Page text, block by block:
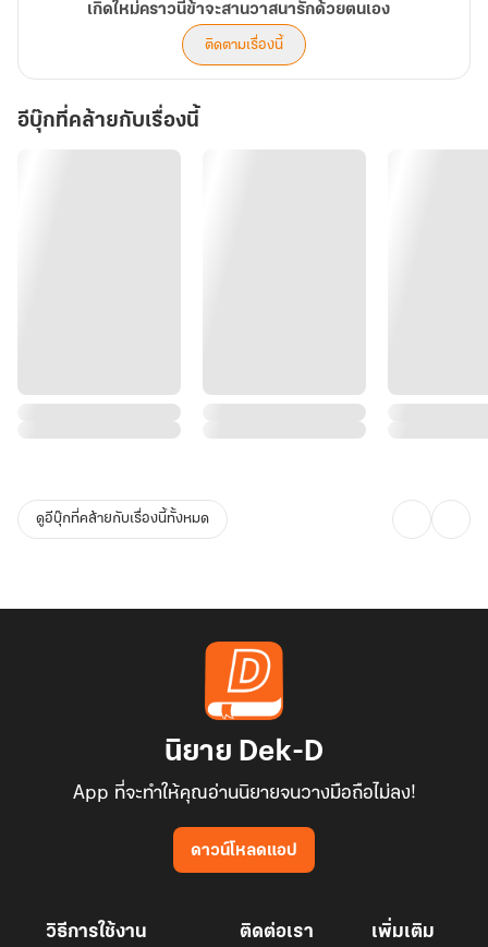
เกิดใหม่คราวนี้ข้าจะสานวาสนารักด้วยตนเอง
ติดตามเรื่องนี้
อีบุ๊กที่คล้ายกับเรื่องนี้
ดูอีบุ๊กที่คล้ายกับเรื่องนี้ทั้งหมด
นิยาย Dek-D
App ที่จะทำให้คุณอ่านนิยายจนวางมือถือไม่ลง!
ดาวน์โหลดแอป
วิธีการใช้งาน ติดต่อเรา เพิ่มเติม